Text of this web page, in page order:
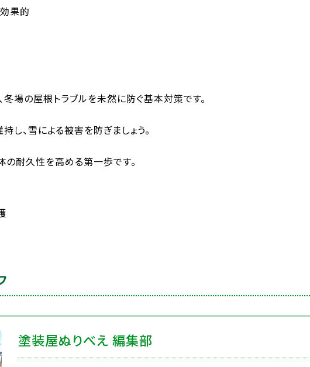
果的
場の屋根トラブルを未然に防ぐ基本対策です。
、雪による被害を防ぎましょう。
耐久性を高める第一歩です。
塗装屋ぬりべえ 編集部